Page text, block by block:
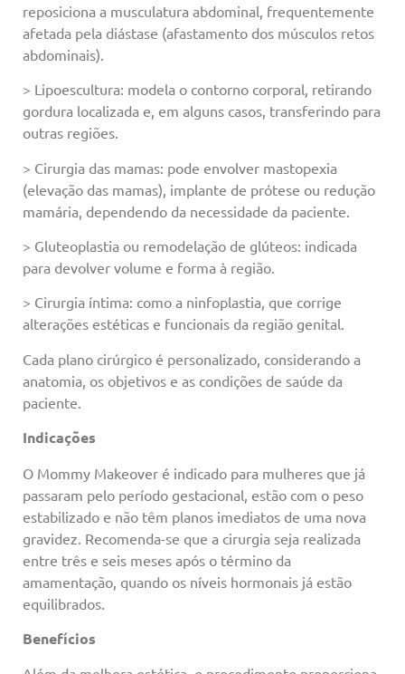
reposiciona a musculatura abdominal, frequentemente
afetada pela diástase (afastamento dos músculos retos
abdominais).
> Lipoescultura: modela o contorno corporal, retirando
gordura localizada e, em alguns casos, transferindo para
outras regiões.
> Cirurgia das mamas: pode envolver mastopexia
(elevação das mamas), implante de prótese ou redução
mamária, dependendo da necessidade da paciente.
> Gluteoplastia ou remodelação de glúteos: indicada
para devolver volume e forma à região.
> Cirurgia íntima: como a ninfoplastia, que corrige
alterações estéticas e funcionais da região genital.
Cada plano cirúrgico é personalizado, considerando a
anatomia, os objetivos e as condições de saúde da
paciente.
Indicações
O Mommy Makeover é indicado para mulheres que já
passaram pelo período gestacional, estão com o peso
estabilizado e não têm planos imediatos de uma nova
gravidez. Recomenda-se que a cirurgia seja realizada
entre três e seis meses após o término da
amamentação, quando os níveis hormonais já estão
equilibrados.
Benefícios